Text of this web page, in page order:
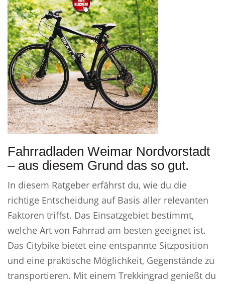
Fahrradladen Weimar Nordvorstadt
– aus diesem Grund das so gut.
In diesem Ratgeber erfährst du, wie du die
richtige Entscheidung auf Basis aller relevanten
Faktoren triffst. Das Einsatzgebiet bestimmt,
welche Art von Fahrrad am besten geeignet ist.
Das Citybike bietet eine entspannte Sitzposition
und eine praktische Möglichkeit, Gegenstände zu
transportieren. Mit einem Trekkingrad genießt du